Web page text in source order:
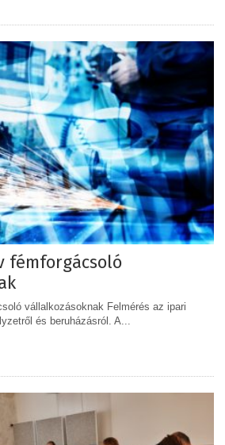
fémforgácsoló
vállalkozásoknak Felmérés az ipari
és beruházásról. A...